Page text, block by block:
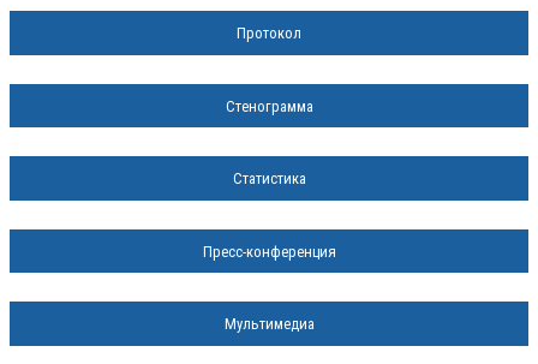
Протокол
Стенограмма
Статистика
Пресс-конференция
Мультимедиа